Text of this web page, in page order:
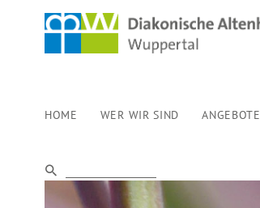
HOME WER WIR SIND ANGEBOTE